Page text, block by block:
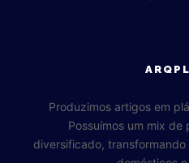
Produzimos artigos em
Possuímos um mix
diversificado,